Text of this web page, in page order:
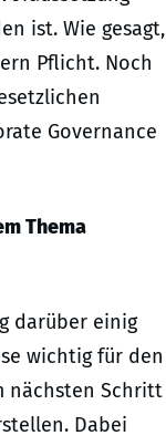
ist. Wie gesagt,
Pflicht. Noch
Governance
Thema
darüber einig
wichtig für den
nächsten Schritt
Dabei